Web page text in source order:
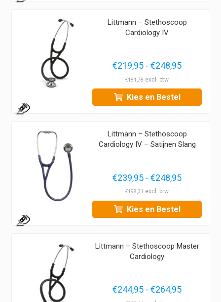
1
Littmann – Stethoscoop
Cardiology IV
€219,95 - €248,95
tot
€248,95
€181,78
Kies en Bestel
1
Littmann – Stethoscoop
Cardiology IV – Satijnen Slang
€239,95 - €248,95
tot
€248,95
€198,31
Kies en Bestel
Littmann – Stethoscoop Master
Cardiology
€244,95 - €264,95